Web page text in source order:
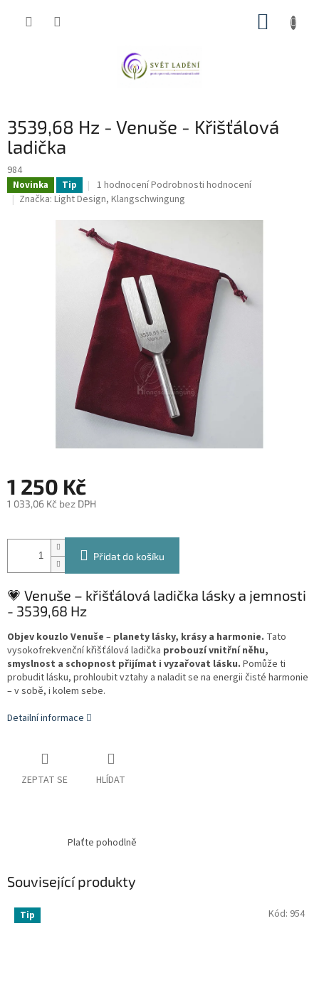
3539,68 Hz - Venuše - Křišťálová
ladička
984
Novinka Tip
Průměrné
hodnocení
5,0
hvězdiček.
1 hodnoceníPodrobnosti hodnocení
Značka: Light Design, Klangschwingung
1 250 Kč
1 033,06 Kč bez DPH
cena:
Přidat do košíku
💗 Venuše – křišťálová ladička lásky a jemnosti
- 3539,68 Hz
Objev kouzlo Venuše – planety lásky, krásy a harmonie. Tato
vysokofrekvenční křišťálová ladička probouzí vnitřní něhu,
smyslnost a schopnost přijímat i vyzařovat lásku. Pomůže ti
probudit lásku, prohloubit vztahy a naladit se na energii čisté harmonie
– v sobě, i kolem sebe.
Detailní informace
ZEPTAT SE HLÍDAT
Plaťte pohodlně
Související produkty
Tip Kód: 954